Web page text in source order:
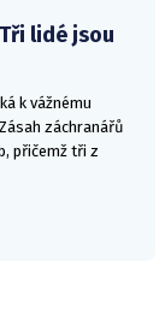
lidé jsou
k vážnému
záchranářů
přičemž tři z